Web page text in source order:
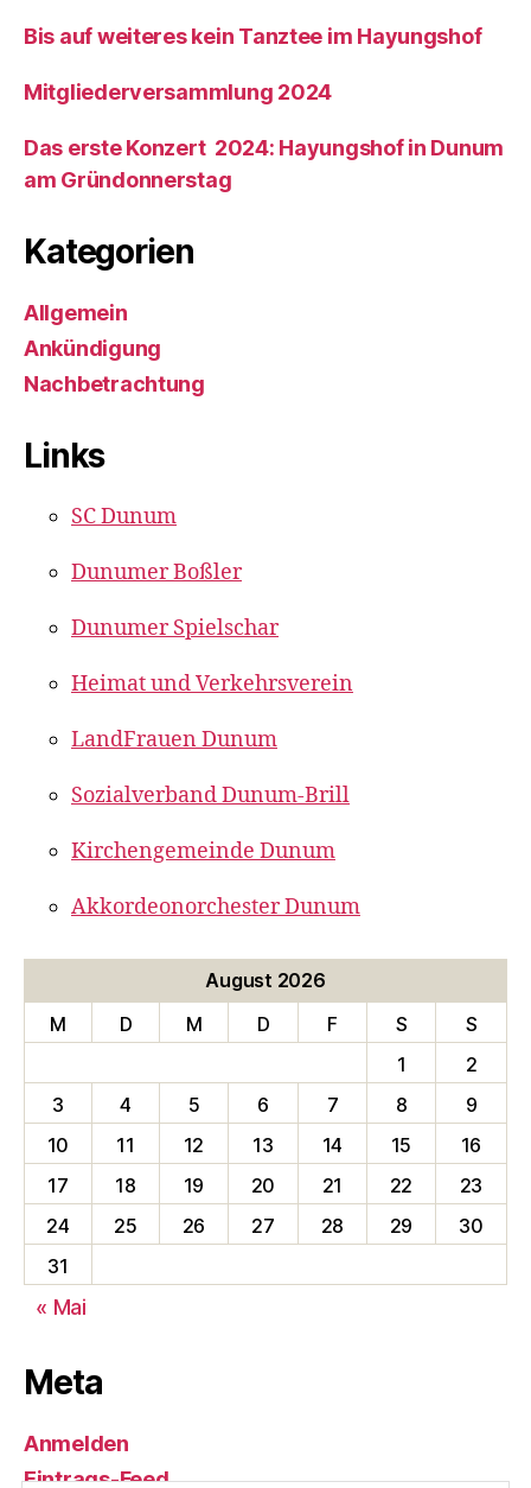
Bis auf weiteres kein Tanztee im Hayungshof
Mitgliederversammlung 2024
Das erste Konzert 2024: Hayungshof in Dunum
am Gründonnerstag
Kategorien
Allgemein
Ankündigung
Nachbetrachtung
Links
SC Dunum
Dunumer Boßler
Dunumer Spielschar
Heimat und Verkehrsverein
LandFrauen Dunum
Sozialverband Dunum-Brill
Kirchengemeinde Dunum
Akkordeonorchester Dunum
August 2026
M
D M D F S
S
1
2
3
4 5 6 7 8
9
10
11 12 13 14 15
16
17
18 19 20 21 22
23
24
25 26 27 28 29
30
31
« Mai
Meta
Anmelden
Eintrags-Feed